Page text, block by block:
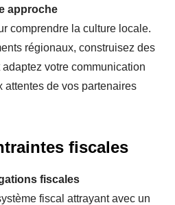
approche
comprendre la culture locale.
régionaux, construisez des
votre communication
attentes de vos partenaires
fiscales
fiscales
fiscal attrayant avec un